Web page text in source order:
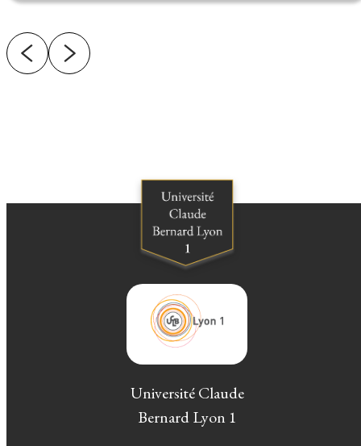
Université Claude
Bernard Lyon 1